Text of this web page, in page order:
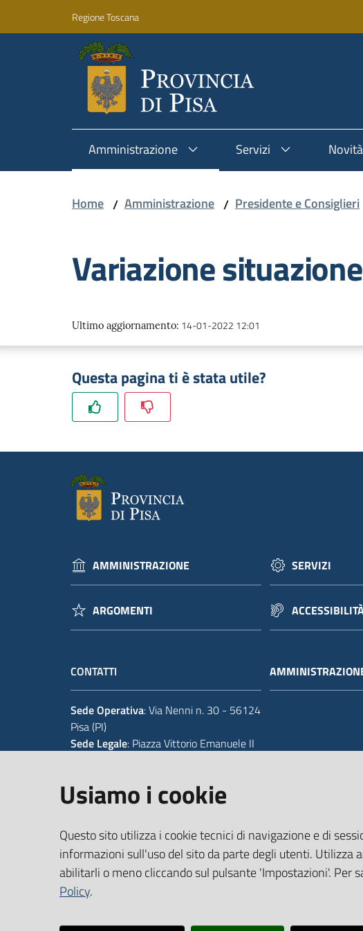
Vai al contenuto
Vai alla navigazione
Regione Toscana
Amministrazione Servizi Novità
Home / Amministrazione / Presidente e Consiglieri
Variazione
Ultimo aggiornamento: 14-01-2022 12:01
Questa pagina ti è stata utile?
AMMINISTRAZIONE SERVIZI
ARGOMENTI
CONTATTI
Sede Operativa: Via Nenni n. 30 - 56124
Pisa (PI)
Sede Legale: Piazza Vittorio Emanuele II
Tel.+39 050 929111
Email :urp@provincia.pisa.it
PEC:protocollo@provpisa.pcertificata.it
P.I. 01346390501 - C.F. 80000410508
Usiamo i cookie
Questo sito utilizza i cookie tecnici di navigazione e di
informazioni sull'uso del sito da parte degli utenti. Utilizza
abilitarli o meno cliccando sul pulsante 'Impostazioni'. Per
Policy.